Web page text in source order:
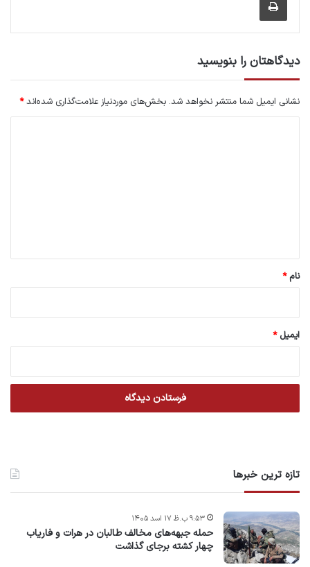
دیدگاهتان را بنویسید
نشانی ایمیل شما منتشر نخواهد شد. بخش‌های موردنیاز علامت‌گذاری شده‌اند*
نام*
ایمیل*
تازه ترین خبرها
حمله جبهه‌های مخالف طالبان در هرات و فاریاب
چهار کشته برجای گذاشت
۹:۵۳ ب.ظ ۱۷ اسد ۱۴۰۵